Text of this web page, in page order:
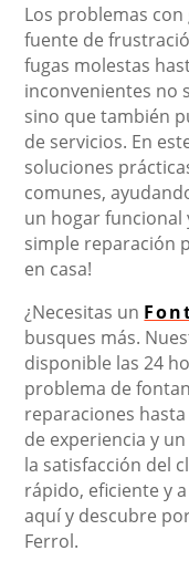
Los problemas
fuente de
fugas molestas
inconvenientes no
sino que también
de servicios. En
soluciones
comunes,
un hogar funcional
simple reparación
en casa!
¿Necesitas un
busques más.
disponible las 24
problema de
reparaciones
de experiencia y
la satisfacción del
rápido, eficiente y
aquí y descubre
Ferrol.